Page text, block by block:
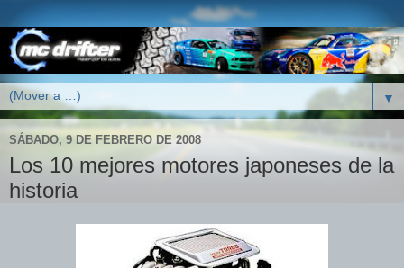
▼
SÁBADO, 9 DE FEBRERO DE 2008
Los 10 mejores motores japoneses de la
historia